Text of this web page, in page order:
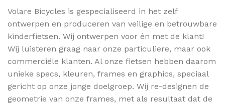
Volare Bicycles is gespecialiseerd in het zelf
ontwerpen en produceren van veilige en betrouwbare
kinderfietsen. Wij ontwerpen voor én met de klant!
Wij luisteren graag naar onze particuliere, maar ook
commerciële klanten. Al onze fietsen hebben daarom
unieke specs, kleuren, frames en graphics, speciaal
gericht op onze jonge doelgroep. Wij re-designen de
geometrie van onze frames, met als resultaat dat de